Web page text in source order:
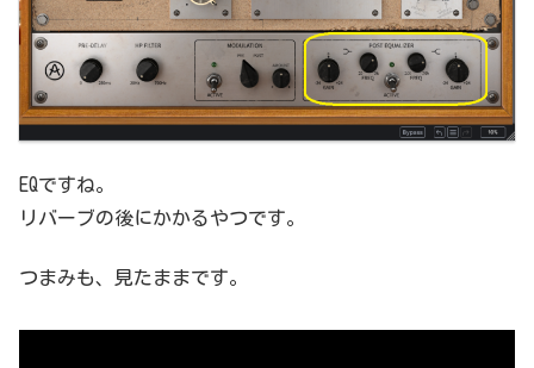
EQですね。
リバーブの後にかかるやつです。
つまみも、見たままです。